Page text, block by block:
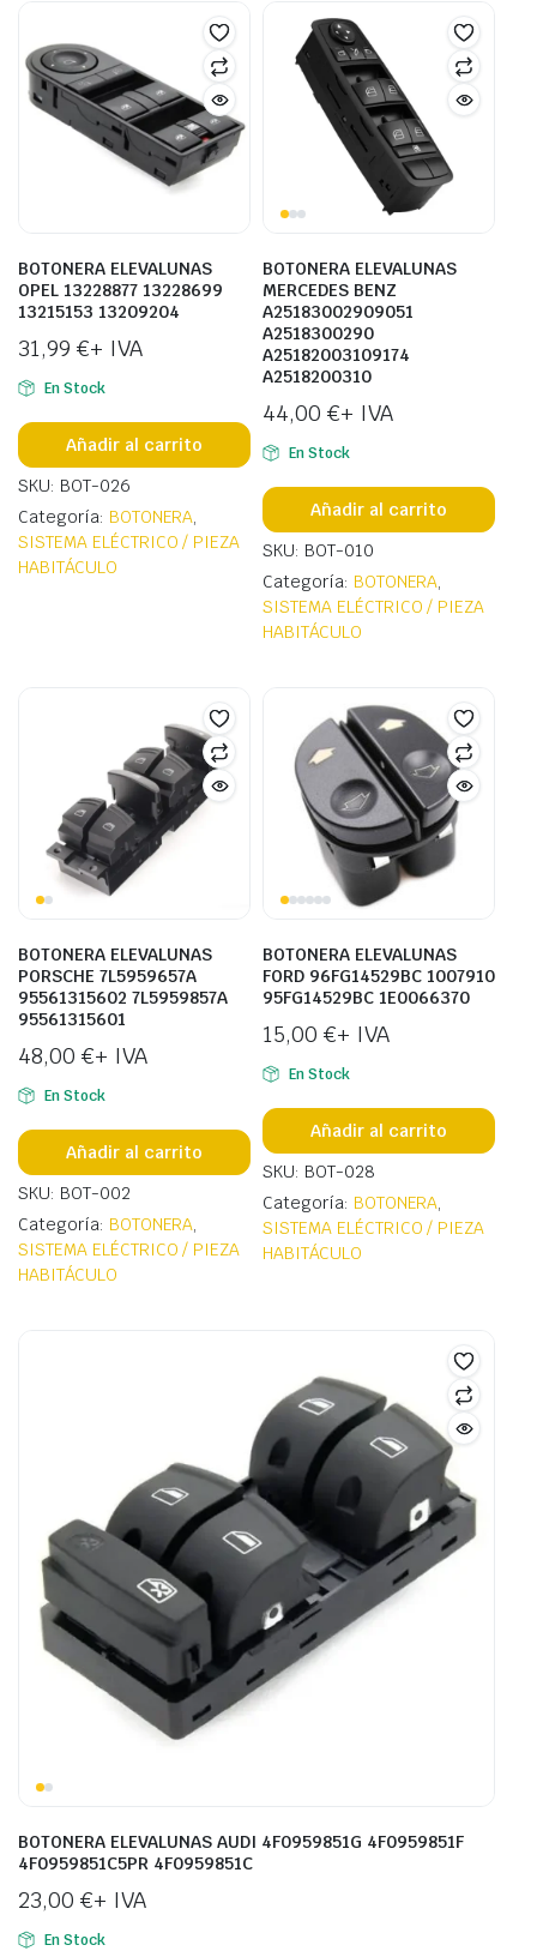
BOTONERA ELEVALUNAS
OPEL 13228877 13228699
13215153 13209204
31,99 €+ IVA
En Stock
Añadir al carrito
SKU: BOT-026
Categoría: BOTONERA,
SISTEMA ELÉCTRICO / PIEZA
HABITÁCULO
BOTONERA ELEVALUNAS
MERCEDES BENZ
A25183002909051
A2518300290
A25182003109174
A2518200310
44,00 €+ IVA
En Stock
Añadir al carrito
SKU: BOT-010
Categoría: BOTONERA,
SISTEMA ELÉCTRICO / PIEZA
HABITÁCULO
BOTONERA ELEVALUNAS
PORSCHE 7L5959657A
95561315602 7L5959857A
95561315601
48,00 €+ IVA
En Stock
Añadir al carrito
SKU: BOT-002
Categoría: BOTONERA,
SISTEMA ELÉCTRICO / PIEZA
HABITÁCULO
BOTONERA ELEVALUNAS
FORD 96FG14529BC 1007910
95FG14529BC 1E0066370
15,00 €+ IVA
En Stock
Añadir al carrito
SKU: BOT-028
Categoría: BOTONERA,
SISTEMA ELÉCTRICO / PIEZA
HABITÁCULO
BOTONERA ELEVALUNAS AUDI 4F0959851G 4F0959851F
4F0959851C5PR 4F0959851C
23,00 €+ IVA
En Stock